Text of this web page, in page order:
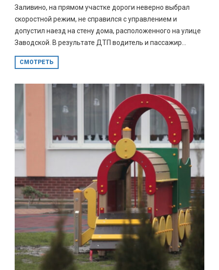
Заливино, на прямом участке дороги неверно выбрал
скоростной режим, не справился с управлением и
допустил наезд на стену дома, расположенного на улице
Заводской. В результате ДТП водитель и пассажир...
СМОТРЕТЬ